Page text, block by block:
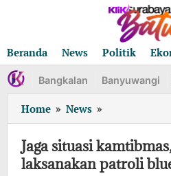
Beranda
News Politik
Bangkalan Banyuwangi
Home » News »
situasi
kamtibmas,
polres
batu
Jaga situasi
laksanakan patroli